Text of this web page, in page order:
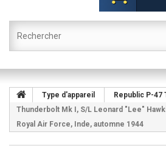
Type d'appareil
Republic P-47
Thunderbolt Mk I, S/L Leonard "Lee"
Royal Air Force, Inde, automne 1944